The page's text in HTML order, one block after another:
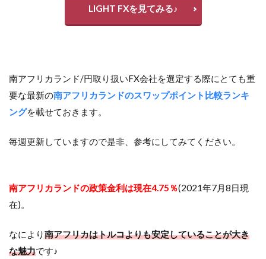
LIGHT FXを見てみる♪
南アフリカランド/円取り扱いFX会社を選定する際にとても重
要な最新の南アフリカランドのスワップポイント比較ランキ
ングを載せておきます。
毎週更新していますので是非、参考にしてみてください。
南アフリカランドの政策金利は現在4.75％(2021年7月8日現
在)。
なにより南アフリカはトルコよりも安定していることが大き
な魅力です♪